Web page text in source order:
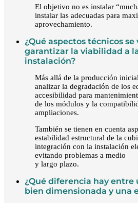
El objetivo no es instalar
instalar las adecuadas para
aprovechamiento.
¿Qué aspectos técnicos se
garantizar la viabilidad a
instalación?
Más allá de la producción
analizar la degradación de los
accesibilidad para
de los módulos y la
ampliaciones.
También se tienen en cuenta
estabilidad estructural de la
integración con la instalación
evitando problemas a medio
y largo plazo.
¿Qué diferencia hay entre
bien dimensionada y una